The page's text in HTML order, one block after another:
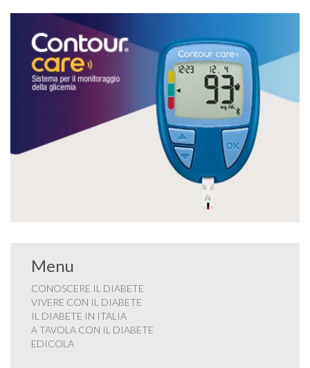
Menu
CONOSCERE IL DIABETE
VIVERE CON IL DIABETE
IL DIABETE IN ITALIA
A TAVOLA CON IL DIABETE
EDICOLA